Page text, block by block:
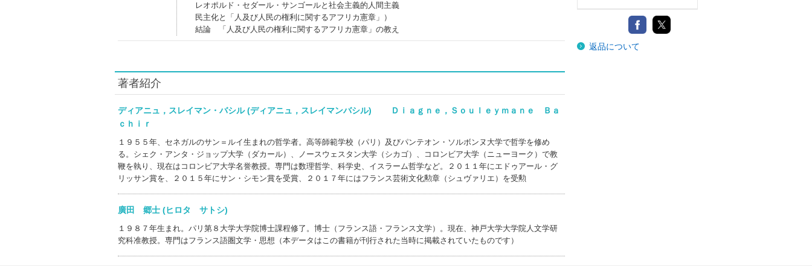
レオポルド・セダール・サンゴールと社会主義的人間主義
民主化と「人及び人民の権利に関するアフリカ憲章」）
結論 「人及び人民の権利に関するアフリカ憲章」の教え
著者紹介
ディアニュ，スレイマン・バシル (ディアニュ，スレイマンバシル) Ｄｉａｇｎｅ，Ｓｏｕｌｅｙｍａｎｅ Ｂａ
ｃｈｉｒ
１９５５年、セネガルのサン＝ルイ生まれの哲学者。高等師範学校（パリ）及びパンテオン・ソルボンヌ大学で哲学を修め
る。シェク・アンタ・ジョップ大学（ダカール）、ノースウェスタン大学（シカゴ）、コロンビア大学（ニューヨーク）で教
鞭を執り、現在はコロンビア大学名誉教授。専門は数理哲学、科学史、イスラーム哲学など。２０１１年にエドゥアール・グ
リッサン賞を、２０１５年にサン・シモン賞を受賞、２０１７年にはフランス芸術文化勲章（シュヴァリエ）を受勲
廣田 郷士 (ヒロタ サトシ)
１９８７年生まれ。パリ第８大学大学院博士課程修了。博士（フランス語・フランス文学）。現在、神戸大学大学院人文学研
究科准教授。専門はフランス語圏文学・思想（本データはこの書籍が刊行された当時に掲載されていたものです）
返品について